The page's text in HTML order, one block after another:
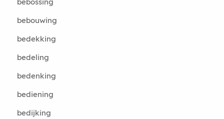
bebouwing
bedekking
bedeling
bedenking
bediening
bedijking